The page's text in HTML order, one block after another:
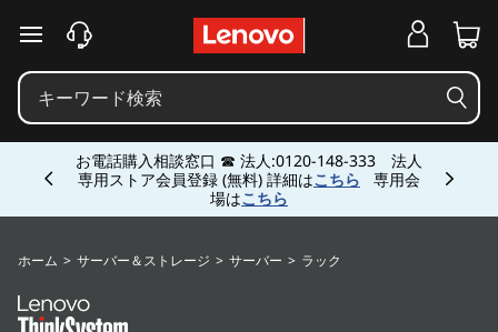
T
h
k
S
y
メインコンテンツにスキップする
お電話購入相談窓口 ☎ 法人:0120-148-333 法人
専用ストア会員登録 (無料) 詳細はこちら
専用会
場はこちら
Currently displaying item 5 of 5
ホーム > サーバー＆ストレージ > サーバー > ラック